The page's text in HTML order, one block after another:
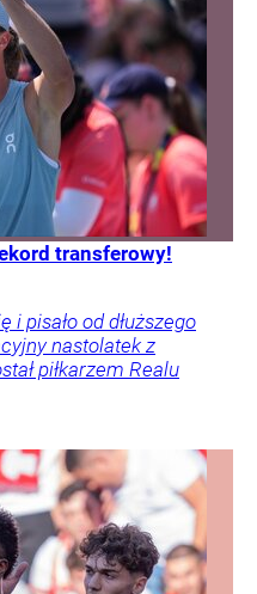
transferowy!
i pisało od dłuższego
nastolatek z
piłkarzem Realu